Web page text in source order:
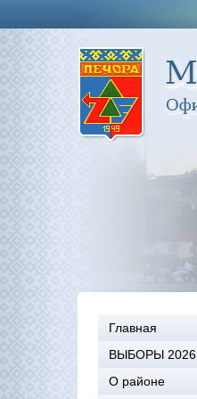
Главная
ВЫБОРЫ 2026
О районе